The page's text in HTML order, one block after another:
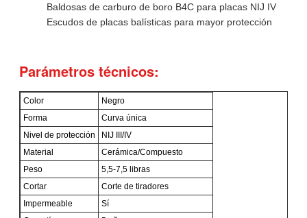
Baldosas de carburo de boro B4C para placas NIJ IV
Escudos de placas balísticas para mayor protección
Parámetros técnicos:
Color
Negro
Forma
Curva única
Nivel de protección
NIJ III/IV
Material
Cerámica/Compuesto
Peso
5,5-7,5 libras
Cortar
Corte de tiradores
Impermeable
Sí